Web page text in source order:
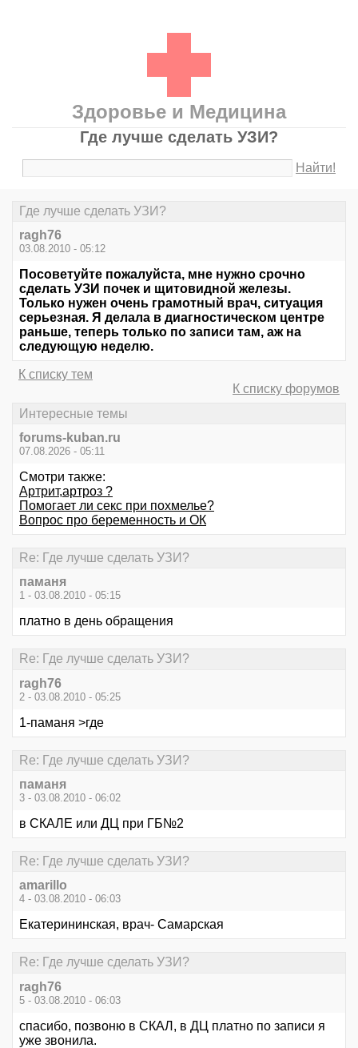
Здоровье и Медицина
Где лучше сделать УЗИ?
Найти!
Где лучше сделать УЗИ?
ragh76
03.08.2010 - 05:12
Посоветуйте пожалуйста, мне нужно срочно
сделать УЗИ почек и щитовидной железы.
Только нужен очень грамотный врач, ситуация
серьезная. Я делала в диагностическом центре
раньше, теперь только по записи там, аж на
следующую неделю.
К списку тем
К списку форумов
Интересные темы
forums-kuban.ru
07.08.2026 - 05:11
Смотри также:
Артрит,артроз ?
Помогает ли секс при похмелье?
Вопрос про беременность и ОК
Re: Где лучше сделать УЗИ?
паманя
1 - 03.08.2010 - 05:15
платно в день обращения
Re: Где лучше сделать УЗИ?
ragh76
2 - 03.08.2010 - 05:25
1-паманя >где
Re: Где лучше сделать УЗИ?
паманя
3 - 03.08.2010 - 06:02
в СКАЛЕ или ДЦ при ГБ№2
Re: Где лучше сделать УЗИ?
amarillo
4 - 03.08.2010 - 06:03
Екатерининская, врач- Самарская
Re: Где лучше сделать УЗИ?
ragh76
5 - 03.08.2010 - 06:03
спасибо, позвоню в СКАЛ, в ДЦ платно по записи я
уже звонила.